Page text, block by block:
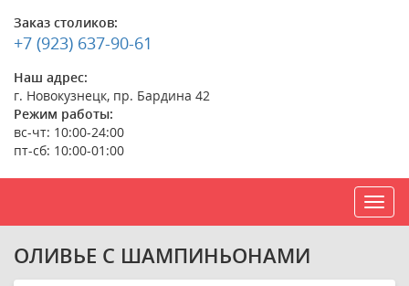
Заказ столиков:
+7 (923) 637-90-61
Наш адрес:
г. Новокузнецк, пр. Бардина 42
Режим работы:
вс-чт: 10:00-24:00
пт-сб: 10:00-01:00
ОЛИВЬЕ С ШАМПИНЬОНАМИ